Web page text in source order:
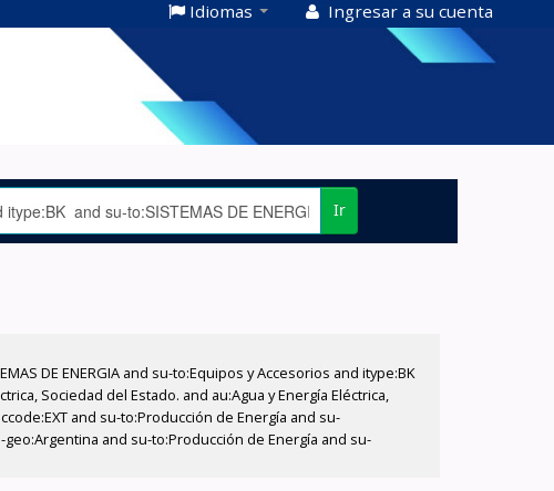
Idiomas Ingresar a su cuenta
Ir
DE ENERGIA and su-to:Equipos y Accesorios and itype:BK
Sociedad del Estado. and au:Agua y Energía Eléctrica,
and su-to:Producción de Energía and su-
and su-to:Producción de Energía and su-